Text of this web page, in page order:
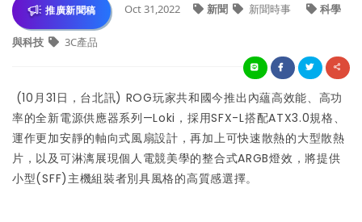
推廣新聞稿 Oct 31,2022 新聞 新聞時事 科學
與科技 3C產品
(10月31日，台北訊) ROG玩家共和國今推出內蘊高效能、高功
率的全新電源供應器系列—Loki，採用SFX-L搭配ATX3.0規格、
運作更加安靜的軸向式風扇設計，再加上可快速散熱的大型散熱
片，以及可淋漓展現個人電競美學的整合式ARGB燈效，將提供
小型(SFF)主機組裝者別具風格的高質感選擇。